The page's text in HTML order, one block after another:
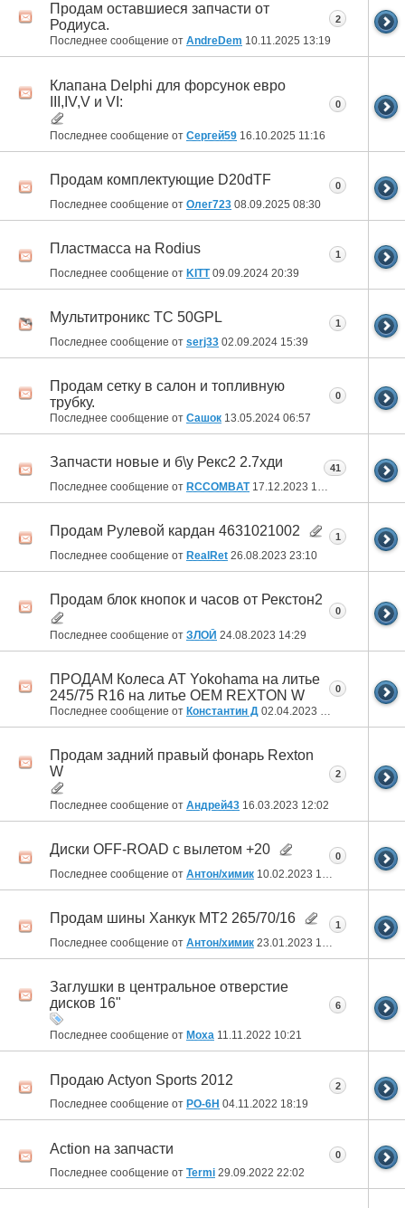
Продам оставшиеся запчасти от
Родиуса.
Последнее сообщение от AndreDem 10.11.2025 13:19
2
Клапана Delphi для форсунок евро
III,IV,V и VI:
Последнее сообщение от Сергей59 16.10.2025 11:16
0
Продам комплектующие D20dTF
Последнее сообщение от Олег723 08.09.2025 08:30
0
Пластмасса на Rodius
Последнее сообщение от KITT09.09.2024 20:39
1
Мультитроникс TC 50GPL
Последнее сообщение от serj33 02.09.2024 15:39
1
Продам сетку в салон и топливную
трубку.
Последнее сообщение от Сашок 13.05.2024 06:57
0
Запчасти новые и б\у Рекс2 2.7хди
Последнее сообщение от RCCOMBAT17.12.2023 19:49
41
Продам Рулевой кардан 4631021002
Последнее сообщение от RealRet 26.08.2023 23:10
1
Продам блок кнопок и часов от Рекстон2
Последнее сообщение от ЗЛОЙ 24.08.2023 14:29
0
ПРОДАМ Колеса AT Yokohama на литье
245/75 R16 на литье OEM REXTON W
Последнее сообщение от Константин Д 02.04.2023 15:41
0
Продам задний правый фонарь Rexton
W
Последнее сообщение от Андрей43 16.03.2023 12:02
2
Диски OFF-ROAD с вылетом +20
Последнее сообщение от Антон/химик 10.02.2023 10:32
0
Продам шины Ханкук МТ2 265/70/16
Последнее сообщение от Антон/химик 23.01.2023 14:10
1
Заглушки в центральное отверстие
дисков 16"
Последнее сообщение от Moxa 11.11.2022 10:21
6
Продаю Actyon Sports 2012
Последнее сообщение от РО-6Н 04.11.2022 18:19
2
Action на запчасти
Последнее сообщение от Termi 29.09.2022 22:02
0